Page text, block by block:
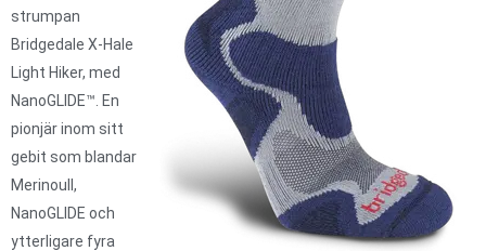
strumpan
Bridgedale X-Hale
Light Hiker, med
NanoGLIDE™. En
pionjär inom sitt
gebit som blandar
Merinoull,
NanoGLIDE och
ytterligare fyra